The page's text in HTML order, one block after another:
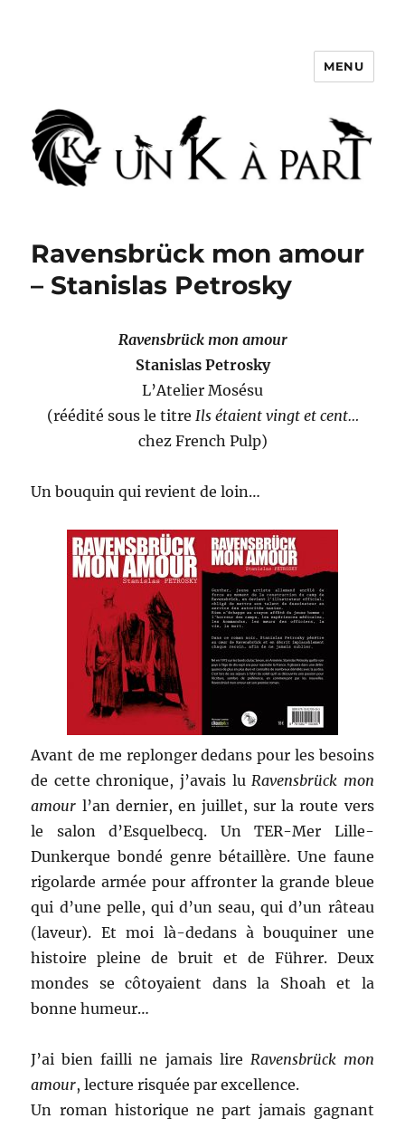
MENU
Ravensbrück mon amour
– Stanislas Petrosky
Ravensbrück mon amour
Stanislas Petrosky
L’Atelier Mosésu
(réédité sous le titre Ils étaient vingt et cent…
chez French Pulp)
Un bouquin qui revient de loin…
Avant de me replonger dedans pour les besoins
de cette chronique, j’avais luRavensbrück mon
amour l’an dernier, en juillet, sur la route vers
le salon d’Esquelbecq. Un TER-Mer Lille-
Dunkerque bondé genre bétaillère. Une faune
rigolarde armée pour affronter la grande bleue
qui d’une pelle, qui d’un seau, qui d’un râteau
(laveur). Et moi là-dedans à bouquiner une
histoire pleine de bruit et de Führer. Deux
mondes se côtoyaient dans la Shoah et la
bonne humeur…
J’ai bien failli ne jamais lire Ravensbrück mon
amour, lecture risquée par excellence.
Un roman historique ne part jamais gagnant